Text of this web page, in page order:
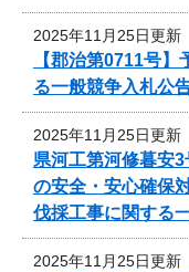
2025年11月25日更新
【郡治第0711号
る一般競争入札公
2025年11月25日更新
県河工第河修暮安
の安全・安心確保
伐採工事に関する
2025年11月25日更新